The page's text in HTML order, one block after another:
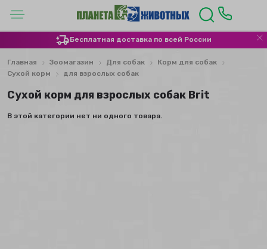
Бесплатная доставка по всей России
Главная Зоомагазин Для собак
Корм для собак
Сухой корм
для взрослых собак
Сухой​ корм для взрослых собак Brit
В этой категории нет ни одного товара.